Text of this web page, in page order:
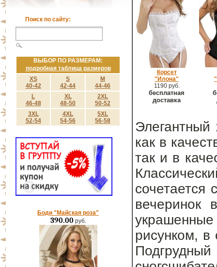
Поиск по сайту:
ВЫБОР ПО РАЗМЕРАМ:
подробная таблица размеров
XS
40-42
S
42-44
M
44-46
L
46-48
XL
48-50
2XL
50-52
3XL
52-54
4XL
54-56
5XL
56-58
Боди "Майская роза"
390.00руб.
Корсет
"Илона"
1190 руб.
бесплатная
доставка
Элегантный
как в
так и в
вечеринок
рисунком,